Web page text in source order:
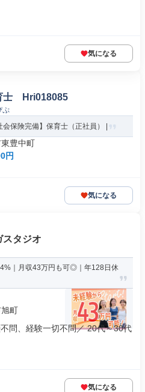
気になる
士 Hri018085
ぷ
保険完備】保育士（正社員） |
豊中町
円
気になる
タジオ
｜月収43万円も可◎｜年128日休
町
問、経験一切不問／ 20代～30代
気になる